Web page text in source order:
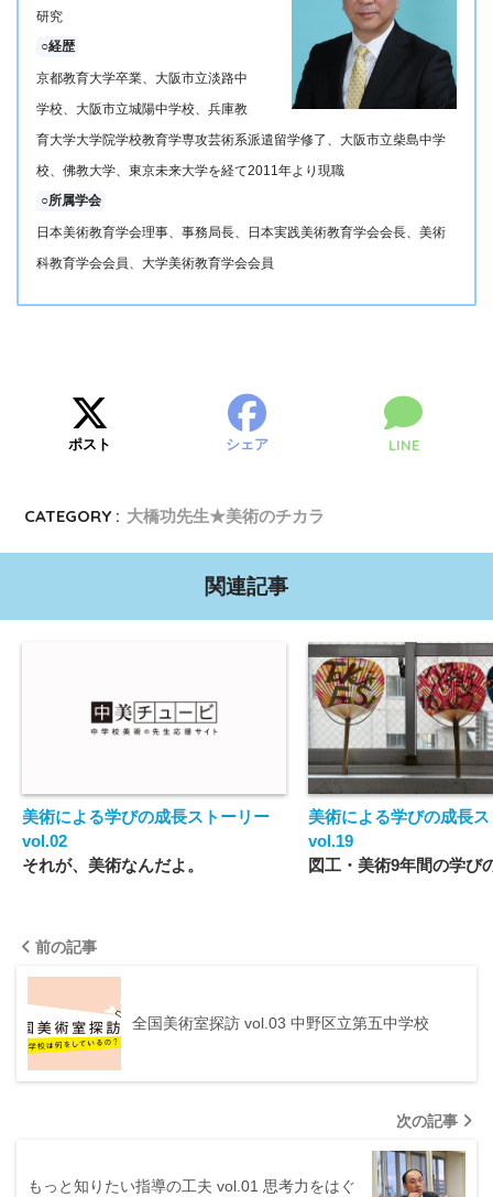
研究
○経歴
京都教育大学卒業、大阪市立淡路中
学校、大阪市立城陽中学校、兵庫教
育大学大学院学校教育学専攻芸術系派遣留学修了、大阪市立柴島中学
校、佛教大学、東京未来大学を経て2011年より現職
○所属学会
日本美術教育学会理事、事務局長、日本実践美術教育学会会長、美術
科教育学会会員、大学美術教育学会会員
ポスト シェア LINE
CATEGORY : 大橋功先生★美術のチカラ
関連記事
美術による学びの成長ストーリー
vol.02
それが、美術なんだよ。
美術による学びの成長
vol.19
図工・美術9年間の学び
前の記事
全国美術室探訪 vol.03 中野区立第五中学校
次の記事
もっと知りたい指導の工夫 vol.01 思考力をはぐ